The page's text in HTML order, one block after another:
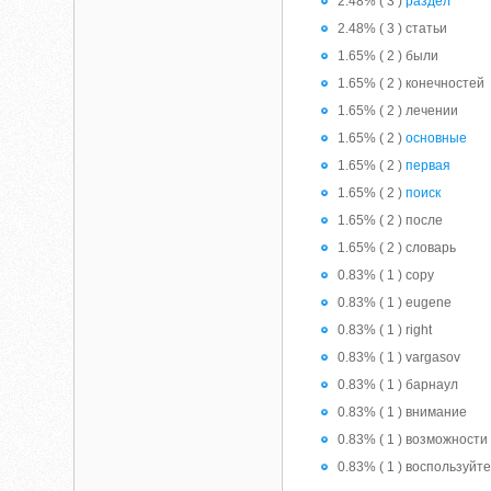
2.48% ( 3 ) статьи
1.65% ( 2 ) были
1.65% ( 2 ) конечностей
1.65% ( 2 ) лечении
1.65% ( 2 )основные
1.65% ( 2 )первая
1.65% ( 2 )поиск
1.65% ( 2 ) после
1.65% ( 2 ) словарь
0.83% ( 1 ) copy
0.83% ( 1 ) eugene
0.83% ( 1 ) right
0.83% ( 1 ) vargasov
0.83% ( 1 ) барнаул
0.83% ( 1 ) внимание
0.83% ( 1 ) возможности
0.83% ( 1 )